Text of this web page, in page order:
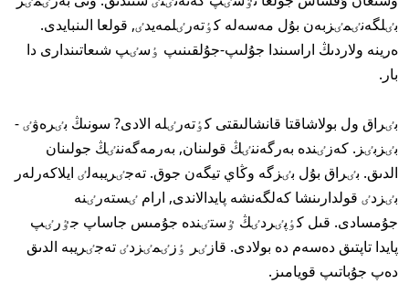
بٸلگەنٸمٸزبەن بۇل مەسەلە كٶتەرٸلمەيدٸ, قولعا الىنبايدى.
ەرينە ولاردىڭ اراسىندا جۇلىپ-جۇلقىنىپ ٶسٸپ شىعاتىندارى دا
بار.
بٸراق ول بولاشاقتا قانشالىقتى كٶتەرٸلە الادى? سونىڭ بٸرەۋٸ -
بٸزبٸز. كەزٸندە بەرگەننٸڭ قولىنان, بەرمەگەننٸڭ جولىنان
الدىق. بٸراق بۇل بٸزگە وڭاي تيگەن جوق. تەجٸريبەلٸ ايلاكەرلەر
بٸزدٸ قولدارىنشا كەلگەنشە پايدالاندى, ارام ٸستەرٸنە
جۇمسادى. قىل كٶپٸردٸڭ ٷستٸندە جۇمىس جاساپ جٷرٸپ
پايدا تاپتىق دەسەم دە بولادى. قازٸر ٶزٸمٸزدٸ تەجٸريبە الدىق
دەپ جۇباتىپ قويامىز.